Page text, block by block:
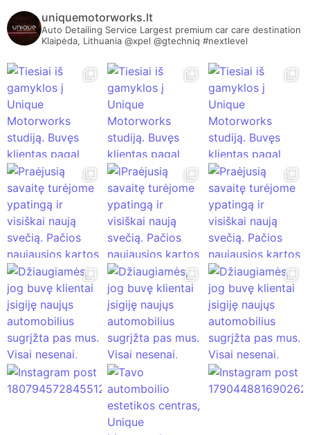
uniquemotorworks.lt
Auto Detailing Service Largest premium car care destination
Klaipėda, Lithuania @xpel @gtechniq #nextlevel